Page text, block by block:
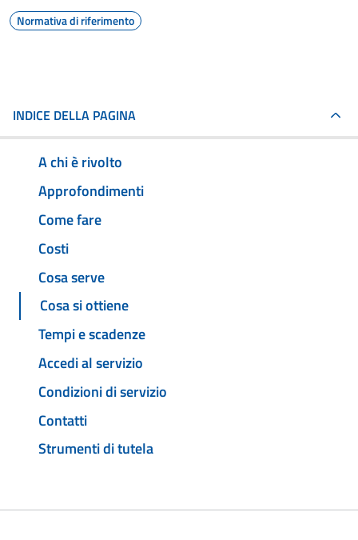
Normativa di riferimento
INDICE DELLA PAGINA
A chi è rivolto
Approfondimenti
Come fare
Costi
Cosa serve
Cosa si ottiene
Tempi e scadenze
Accedi al servizio
Condizioni di servizio
Contatti
Strumenti di tutela